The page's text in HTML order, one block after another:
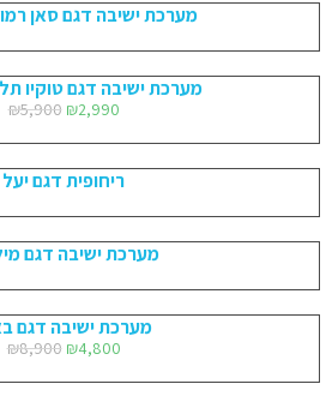
מערכת ישיבה דגם סאן
מערכת ישיבה דגם טוקיו
₪5,900 ₪2,990
ריחופית דגם יעל
מערכת ישיבה דגם
מערכת ישיבה דגם
₪8,900 ₪4,800